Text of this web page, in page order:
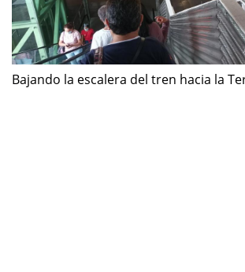
Bajando la escalera del tren hacia la